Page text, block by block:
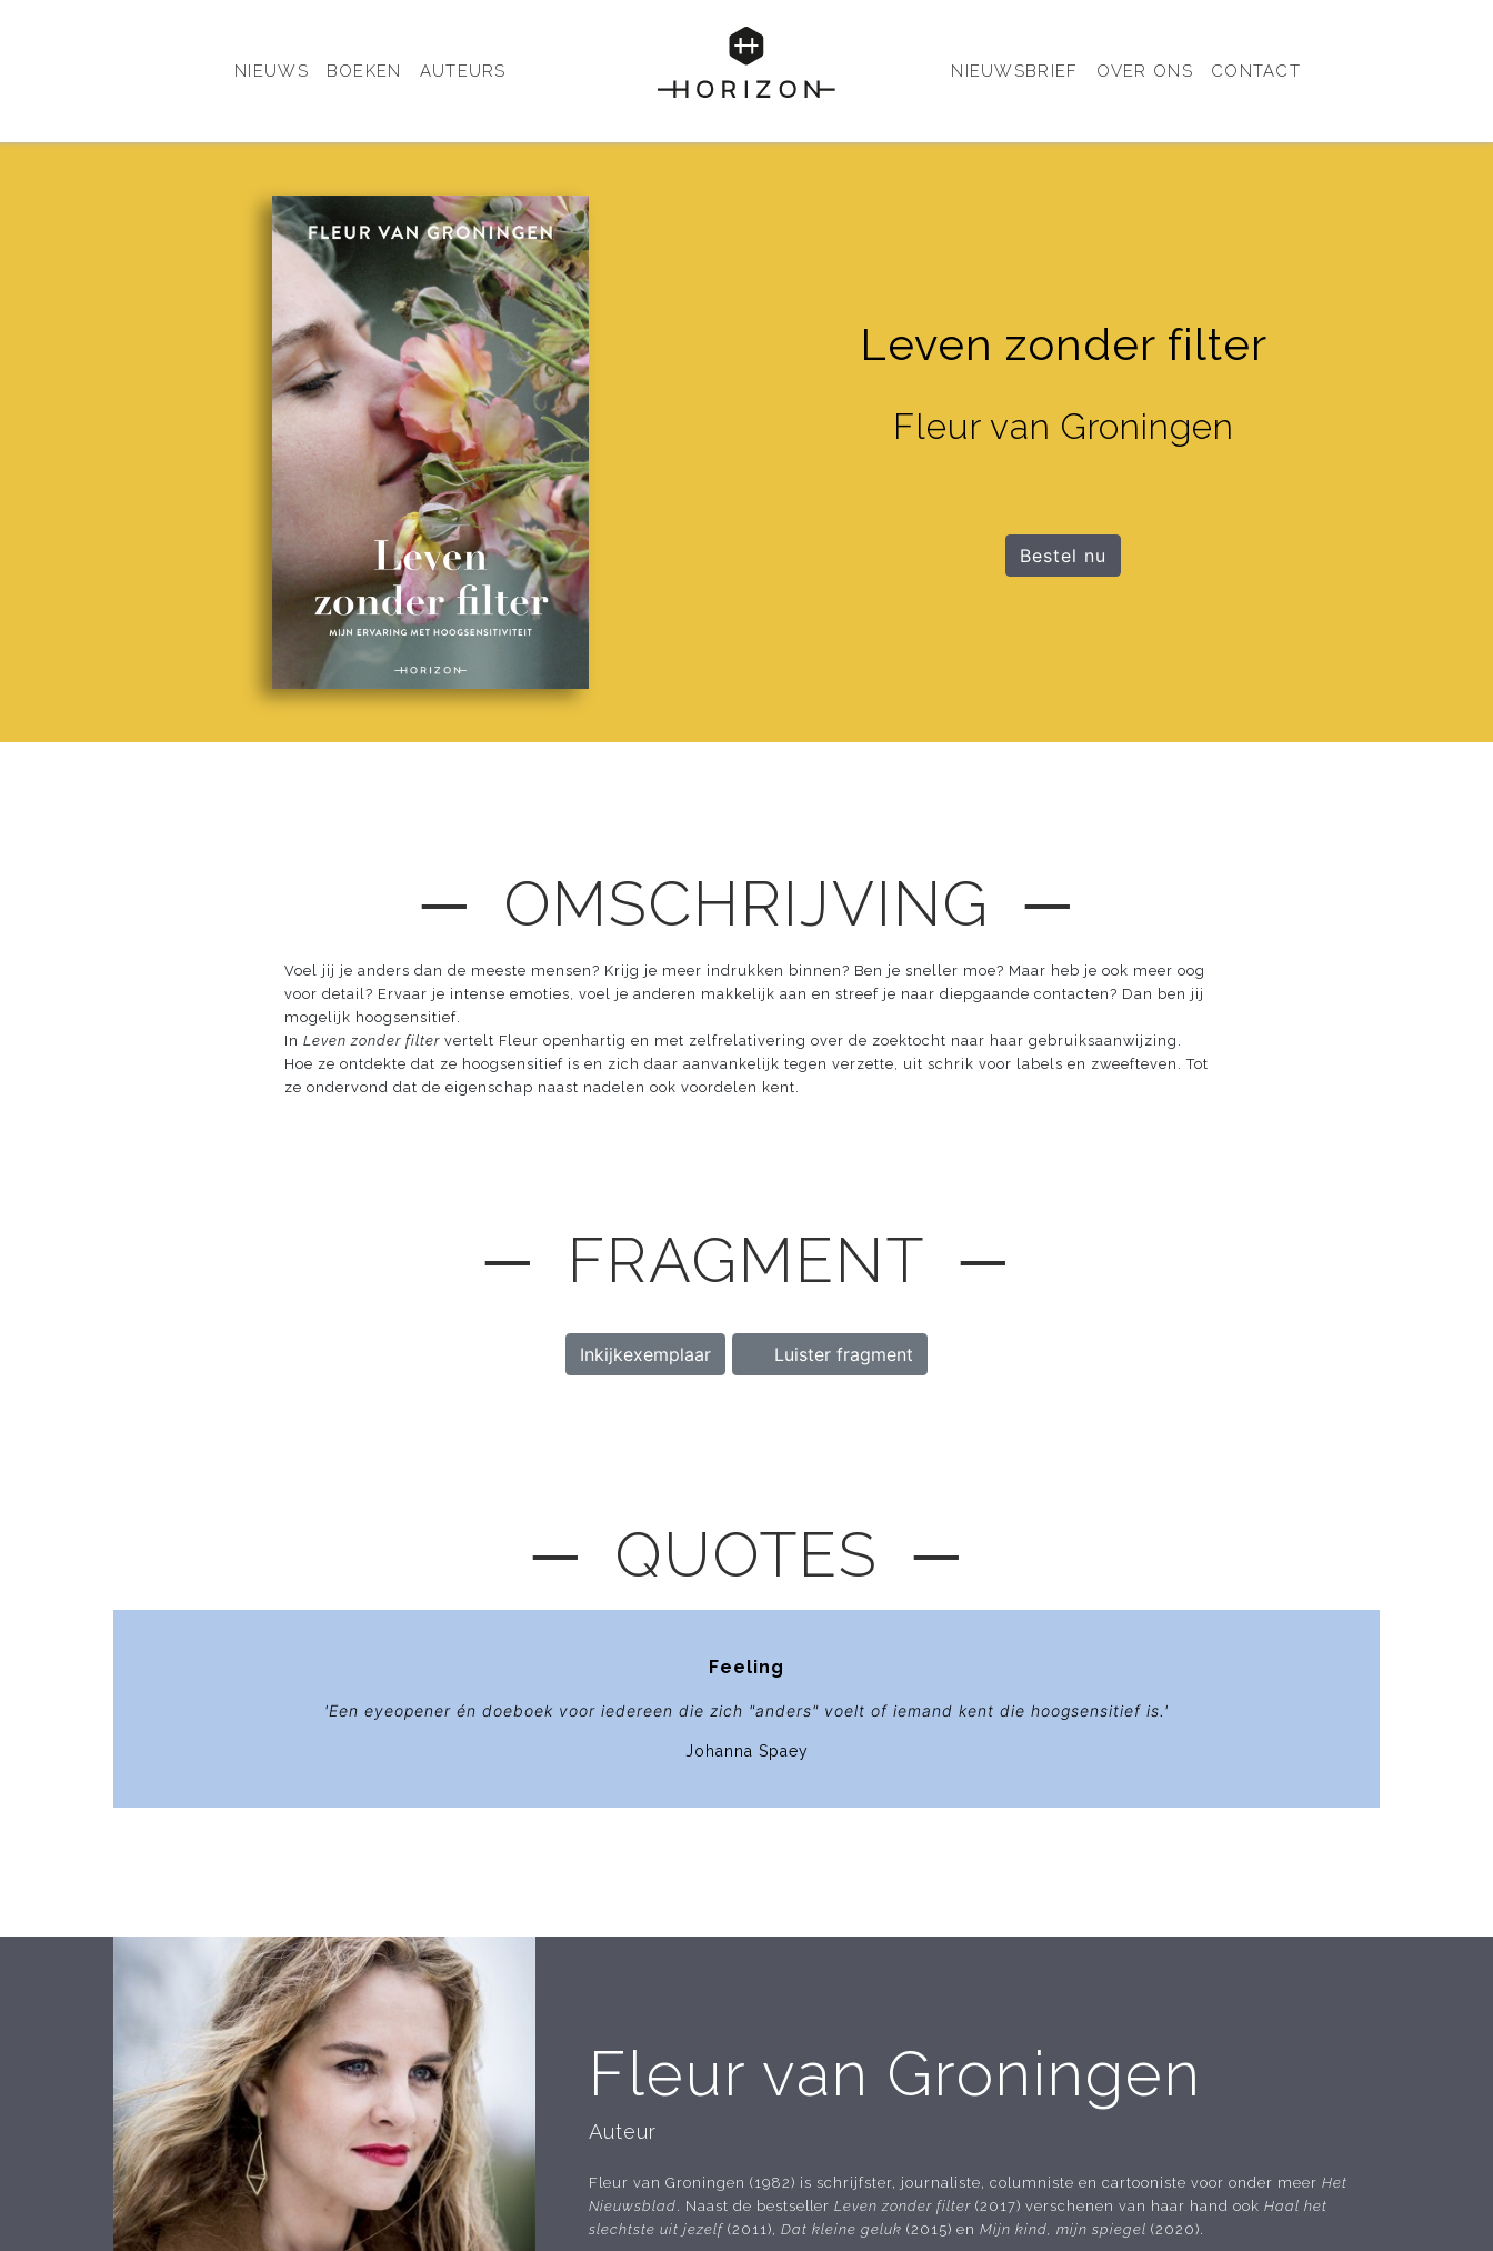
NIEUWS BOEKEN AUTEURS NIEUWSBRIEF OVER ONS CONTACT
Leven zonder filter
Fleur van Groningen
Bestel nu
─ OMSCHRIJVING ─
Voel jij je anders dan de meeste mensen? Krijg je meer indrukken binnen? Ben je sneller moe? Maar heb je ook meer oog
voor detail? Ervaar je intense emoties, voel je anderen makkelijk aan en streef je naar diepgaande contacten? Dan ben jij
mogelijk hoogsensitief.
In Leven zonder filtervertelt Fleur openhartig en met zelfrelativering over de zoektocht naar haar gebruiksaanwijzing.
Hoe ze ontdekte dat ze hoogsensitief is en zich daar aanvankelijk tegen verzette, uit schrik voor labels en zweefteven. Tot
ze ondervond dat de eigenschap naast nadelen ook voordelen kent.
─ FRAGMENT ─
Inkijkexemplaar Luister fragment
─ QUOTES ─
Feeling
'Een eyeopener én doeboek voor iedereen die zich "anders" voelt of iemand kent die hoogsensitief is.'
Johanna Spaey
Fleur van Groningen
Auteur
Fleur van Groningen (1982) is schrijfster, journaliste, columniste en cartooniste voor onder meer Het
Nieuwsblad. Naast de bestseller Leven zonder filter (2017) verschenen van haar hand ook Haal het
slechtste uit jezelf(2011), Dat kleine geluk (2015) en Mijn kind, mijn spiegel (2020).